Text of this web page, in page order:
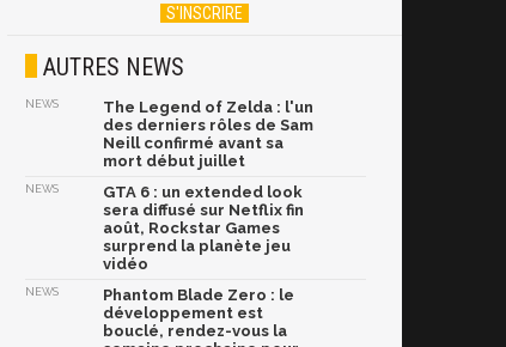
AUTRES NEWS
NEWS
The Legend of Zelda : l'un
des derniers rôles de Sam
Neill confirmé avant sa
mort début juillet
NEWS
GTA 6 : un extended look
sera diffusé sur Netflix fin
août, Rockstar Games
surprend la planète jeu
vidéo
NEWS
Phantom Blade Zero : le
développement est
bouclé, rendez-vous la